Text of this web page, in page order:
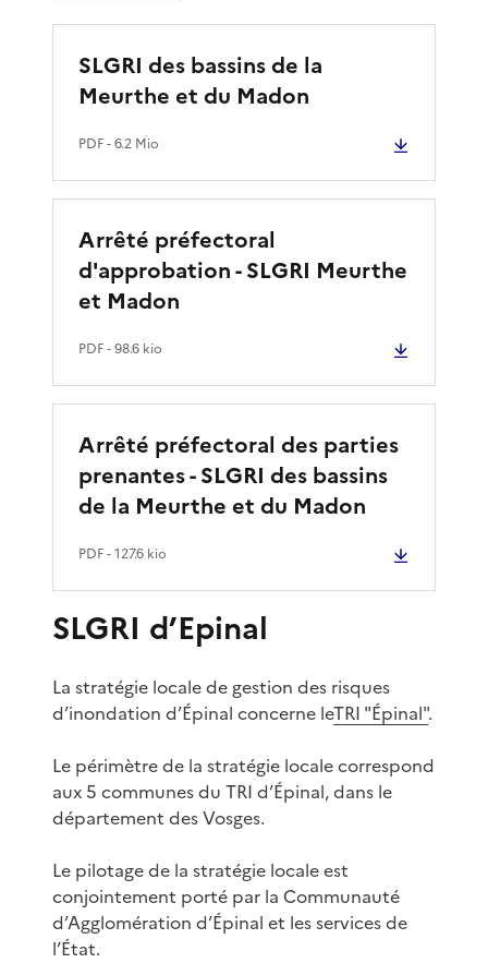
SLGRI des bassins de la
Meurthe et du Madon
PDF- 6.2 Mio
Arrêté préfectoral
d'approbation - SLGRI Meurthe
et Madon
PDF- 98.6 kio
Arrêté préfectoral des parties
prenantes - SLGRI des bassins
de la Meurthe et du Madon
PDF- 127.6 kio
SLGRI d’Epinal
La stratégie locale de gestion des risques
d’inondation d’Épinal concerne leTRI "Épinal".
Le périmètre de la stratégie locale correspond
aux 5 communes du TRI d’Épinal, dans le
département des Vosges.
Le pilotage de la stratégie locale est
conjointement porté par la Communauté
d’Agglomération d’Épinal et les services de
l’État.